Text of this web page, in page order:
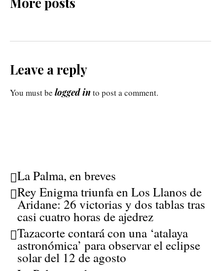
Leave a reply
You must be logged in to post a comment.
La Palma, en breves
Rey Enigma triunfa en Los Llanos de
Aridane: 26 victorias y dos tablas tras
casi cuatro horas de ajedrez
Tazacorte contará con una ‘atalaya
astronómica’ para observar el eclipse
solar del 12 de agosto